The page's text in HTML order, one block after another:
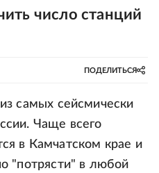
число станций
ПОДЕЛИТЬСЯ
самых сейсмически
Чаще всего
в Камчатском крае и
"потрясти" в любой